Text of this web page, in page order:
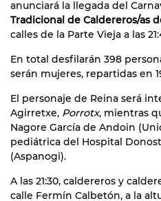
anunciará la llegada del
Tradicional de Caldereros/as
calles de la Parte Vieja a las
En total desfilarán 398
serán mujeres, repartidas en
El personaje de Reina será
Agirretxe, Porrotx, mientras
Nagore García de Andoin
pediátrica del Hospital
(Aspanogi).
A las 21:30, caldereros y
calle Fermín Calbetón, a la